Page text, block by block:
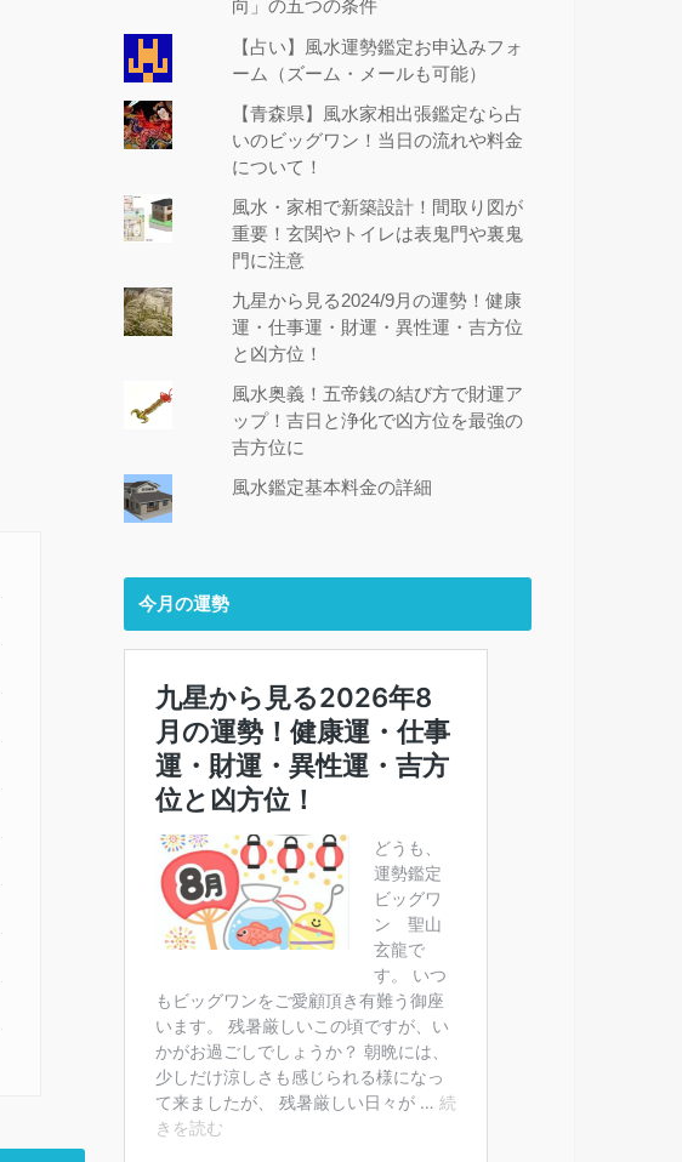
向」の五つの条件
【占い】風水運勢鑑定お申込みフォ
ーム（ズーム・メールも可能）
【青森県】風水家相出張鑑定なら占
いのビッグワン！当日の流れや料金
について！
風水・家相で新築設計！間取り図が
重要！玄関やトイレは表鬼門や裏鬼
門に注意
九星から見る2024/9月の運勢！健康
運・仕事運・財運・異性運・吉方位
と凶方位！
風水奥義！五帝銭の結び方で財運ア
ップ！吉日と浄化で凶方位を最強の
吉方位に
風水鑑定基本料金の詳細
今月の運勢